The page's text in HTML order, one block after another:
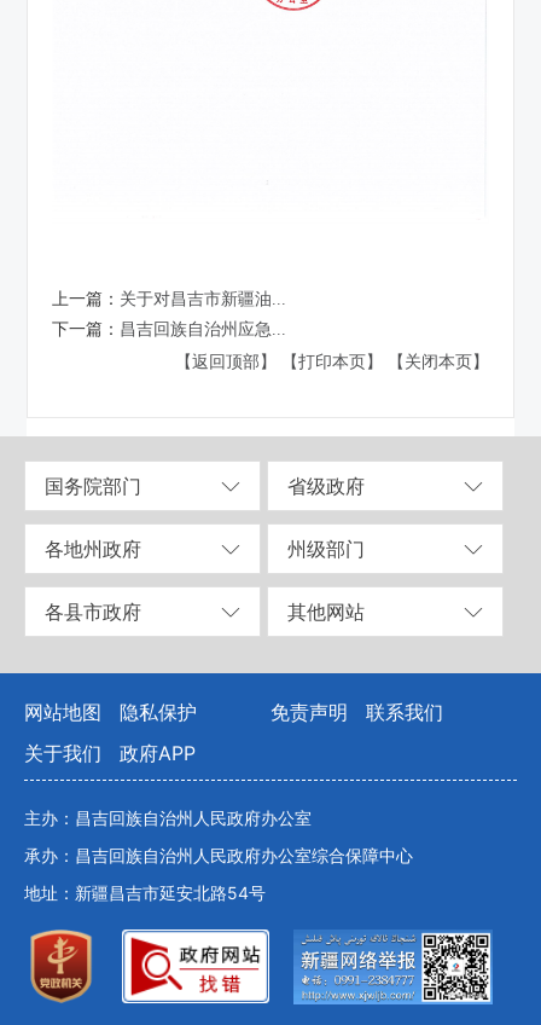
上一篇： 关于对昌吉市新疆油...
下一篇： 昌吉回族自治州应急...
【返回顶部】
【打印本页】 【关闭本页】
国务院部门 省级政府
各地州政府 州级部门
各县市政府 其他网站
网站地图 隐私保护 免责声明
联系我们
关于我们
政府APP
主办：昌吉回族自治州人民政府办公室
承办：昌吉回族自治州人民政府办公室综合保障中心
地址：新疆昌吉市延安北路54号